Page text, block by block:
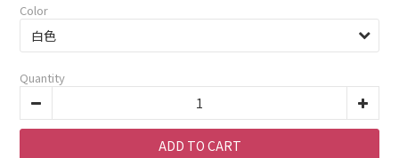
Color
Quantity
ADD TO CART